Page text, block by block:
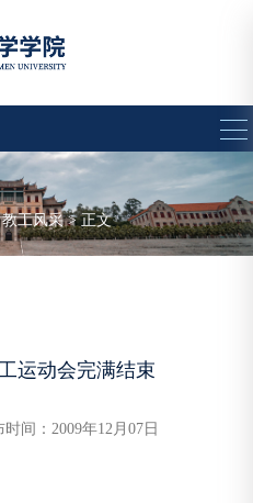
教工风采> 正文
运动会完满结束
时间：2009年12月07日